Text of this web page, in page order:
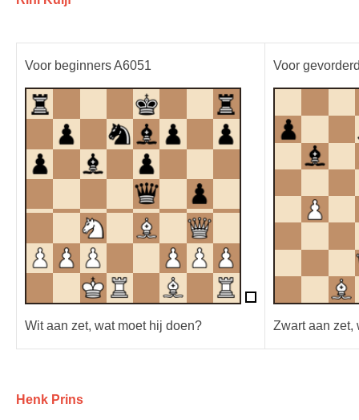
Voor beginners A6051
Wit aan zet, wat moet hij doen?
Voor
Zwart aan zet,
Henk Prins